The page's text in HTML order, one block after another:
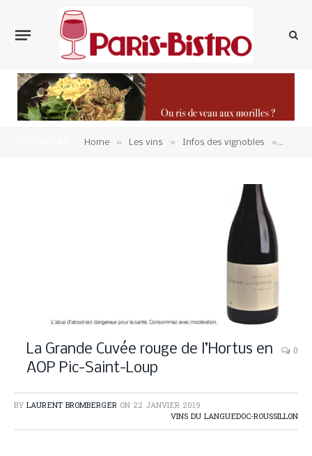
Home » Les vins » Infos des vignobles »
La Grande Cuvée rouge de l’Hortus en
AOP Pic-Saint-Loup
0
BY LAURENT BROMBERGER ON 22 JANVIER 2019
VINS DU LANGUEDOC-ROUSSILLON